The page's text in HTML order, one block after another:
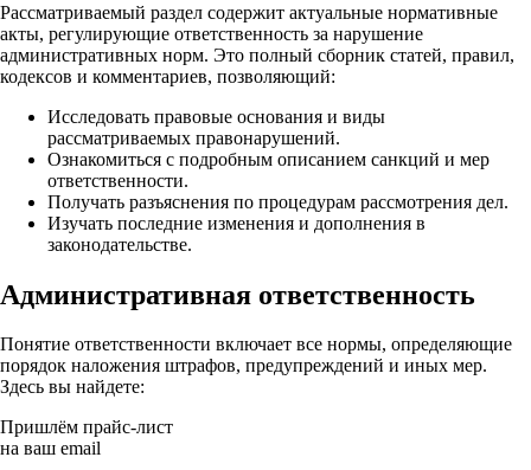
Рассматриваемый раздел содержит актуальные нормативные
акты, регулирующие ответственность за нарушение
административных норм. Это полный сборник статей, правил,
кодексов и комментариев, позволяющий:
Исследовать правовые основания и виды
рассматриваемых правонарушений.
Ознакомиться с подробным описанием санкций и мер
ответственности.
Получать разъяснения по процедурам рассмотрения дел.
Изучать последние изменения и дополнения в
законодательстве.
Административная ответственность
Понятие ответственности включает все нормы, определяющие
порядок наложения штрафов, предупреждений и иных мер.
Здесь вы найдете:
Пришлём прайс-лист
на ваш email